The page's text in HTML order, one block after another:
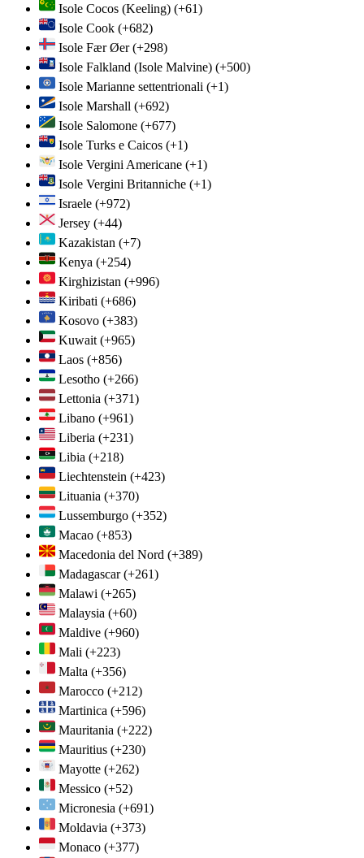
Isole Cocos (Keeling) (+61)
Isole Cook (+682)
Isole Fær Øer (+298)
Isole Falkland (Isole Malvine) (+500)
Isole Marianne settentrionali (+1)
Isole Marshall (+692)
Isole Salomone (+677)
Isole Turks e Caicos (+1)
Isole Vergini Americane (+1)
Isole Vergini Britanniche (+1)
Israele (+972)
Jersey (+44)
Kazakistan (+7)
Kenya (+254)
Kirghizistan (+996)
Kiribati (+686)
Kosovo (+383)
Kuwait (+965)
Laos (+856)
Lesotho (+266)
Lettonia (+371)
Libano (+961)
Liberia (+231)
Libia (+218)
Liechtenstein (+423)
Lituania (+370)
Lussemburgo (+352)
Macao (+853)
Macedonia del Nord (+389)
Madagascar (+261)
Malawi (+265)
Malaysia (+60)
Maldive (+960)
Mali (+223)
Malta (+356)
Marocco (+212)
Martinica (+596)
Mauritania (+222)
Mauritius (+230)
Mayotte (+262)
Messico (+52)
Micronesia (+691)
Moldavia (+373)
Monaco (+377)